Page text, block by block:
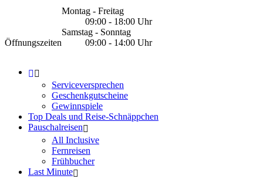
Öffnungszeiten
Montag - Freitag
09:00 - 18:00 Uhr
Samstag - Sonntag
09:00 - 14:00 Uhr
Serviceversprechen
Geschenkgutscheine
Gewinnspiele
Top Deals und Reise-Schnäppchen
Pauschalreisen
All Inclusive
Fernreisen
Frühbucher
Last Minute